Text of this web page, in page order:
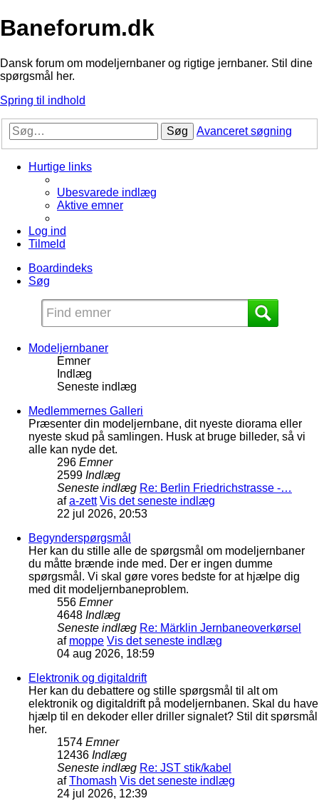
Baneforum.dk
Dansk forum om modeljernbaner og rigtige jernbaner. Stil dine
spørgsmål her.
Spring til indhold
Søg Avanceret søgning
Hurtige links
Ubesvarede indlæg
Aktive emner
Log ind
Tilmeld
Boardindeks
Søg
Modeljernbaner
Emner
Indlæg
Seneste indlæg
Medlemmernes Galleri
Præsenter din modeljernbane, dit nyeste diorama eller
nyeste skud på samlingen. Husk at bruge billeder, så vi
alle kan nyde det.
296 Emner
2599 Indlæg
Seneste indlæg Re: Berlin Friedrichstrasse -…
afa-zett Vis det seneste indlæg
22 jul 2026, 20:53
Begynderspørgsmål
Her kan du stille alle de spørgsmål om modeljernbaner
du måtte brænde inde med. Der er ingen dumme
spørgsmål. Vi skal gøre vores bedste for at hjælpe dig
med dit modeljernbaneproblem.
556 Emner
4648 Indlæg
Seneste indlæg Re: Märklin Jernbaneoverkørsel
af moppe Vis det seneste indlæg
04 aug 2026, 18:59
Elektronik og digitaldrift
Her kan du debattere og stille spørgsmål til alt om
elektronik og digitaldrift på modeljernbanen. Skal du have
hjælp til en dekoder eller driller signalet? Stil dit spørsmål
her.
1574 Emner
12436 Indlæg
Seneste indlæg Re: JST stik/kabel
afThomash Vis det seneste indlæg
24 jul 2026, 12:39